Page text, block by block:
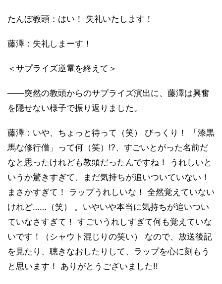
たんぼ教頭：はい！ 失礼いたします！
藤澤：失礼しまーす！
＜サプライズ逆電を終えて＞
――突然の教頭からのサプライズ演出に、藤澤は興奮
を隠せない様子で振り返りました。
藤澤：いや、ちょっと待って（笑） びっくり！ 「漆黒
馬な修行僧」って何（笑）!?、すごいとがった名前だ
なと思ったけれども教頭だったんですね！ うれしいと
いうか驚きすぎて、まだ気持ちが追いついていない！
まさかすぎて！ ラップうれしいな！ 全然覚えていない
けれど……（笑） 。いやいや本当に気持ちが追いつい
ていなさすぎて！ すごいうれしすぎて何も覚えていな
いです！（シャウト混じりの笑い） なので、放送後記
を見たり、聴きなおしたりして、ラップを心に刻もう
と思います！ ありがとうございました!!